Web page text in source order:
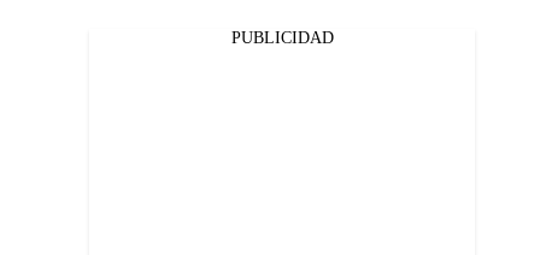
PUBLICIDAD